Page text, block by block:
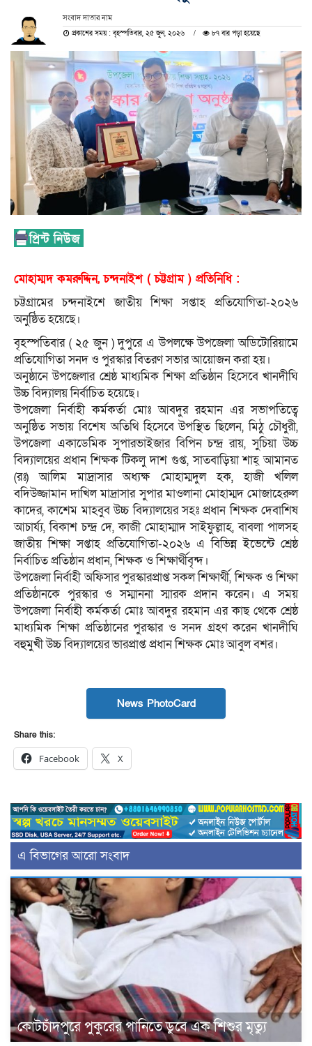
সংবাদ দাতার নাম
প্রকাশের সময় : বৃহস্পতিবার, ২৫ জুন, ২০২৬ ৮৭ বার পড়া হয়েছে
মোহাম্মদ কমরুদ্দিন, চন্দনাইশ ( চট্টগ্রাম ) প্রতিনিধি :
চট্টগ্রামের চন্দনাইশে জাতীয় শিক্ষা সপ্তাহ প্রতিযোগিতা-২০২৬
অনুষ্ঠিত হয়েছে।
বৃহস্পতিবার ( ২৫ জুন ) দুপুরে এ উপলক্ষে উপজেলা অডিটোরিয়ামে
প্রতিযোগিতা সনদ ও পুরস্কার বিতরণ সভার আয়োজন করা হয়।
অনুষ্ঠানে উপজেলার শ্রেষ্ঠ মাধ‍্যমিক শিক্ষা প্রতিষ্ঠান হিসেবে খানদীঘি
উচ্চ বিদ‍্যালয় নির্বাচিত হয়েছে।
উপজেলা নির্বাহী কর্মকর্তা মোঃ আবদুর রহমান এর সভাপতিত্বে
অনুষ্ঠিত সভায় বিশেষ অতিথি হিসেবে উপস্থিত ছিলেন, মিঠু চৌধুরী,
উপজেলা একাডেমিক সুপারভাইজার বিপিন চন্দ্র রায়, সুচিয়া উচ্চ
বিদ্যালয়ের প্রধান শিক্ষক টিকলু দাশ গুপ্ত, সাতবাড়িয়া শাহ্ আমানত
(রঃ) আলিম মাদ্রাসার অধ্যক্ষ মোহাম্মদুল হক, হাজী খলিল
বদিউজ্জামান দাখিল মাদ্রাসার সুপার মাওলানা মোহাম্মদ মোজাহেরুল
কাদের, কাশেম মাহবুব উচ্চ বিদ্যালয়ের সহঃ প্রধান শিক্ষক দেবাশিষ
আচার্য‍্য, বিকাশ চন্দ্র দে, কাজী মোহাম্মাদ সাইফুল্লাহ, বাবলা পালসহ
জাতীয় শিক্ষা সপ্তাহ প্রতিযোগিতা-২০২৬ এ বিভিন্ন ইভেন্টে শ্রেষ্ঠ
নির্বাচিত প্রতিষ্ঠান প্রধান, শিক্ষক ও শিক্ষার্থীবৃন্দ।
উপজেলা নির্বাহী অফিসার পুরস্কারপ্রাপ্ত সকল শিক্ষার্থী, শিক্ষক ও শিক্ষা
প্রতিষ্ঠানকে পুরস্কার ও সম্মাননা স্মারক প্রদান করেন। এ সময়
উপজেলা নির্বাহী কর্মকর্তা মোঃ আবদুর রহমান এর কাছ থেকে শ্রেষ্ঠ
মাধ্যমিক শিক্ষা প্রতিষ্ঠানের পুরস্কার ও সনদ গ্রহণ করেন খানদীঘি
বহুমুখী উচ্চ বিদ্যালয়ের ভারপ্রাপ্ত প্রধান শিক্ষক মোঃ আবুল বশর।
News PhotoCard
Share this:
Facebook X
এ বিভাগের আরো সংবাদ
কোটচাঁদপুরে পুকুরের পানিতে ডুবে এক শিশুর মৃত্যু